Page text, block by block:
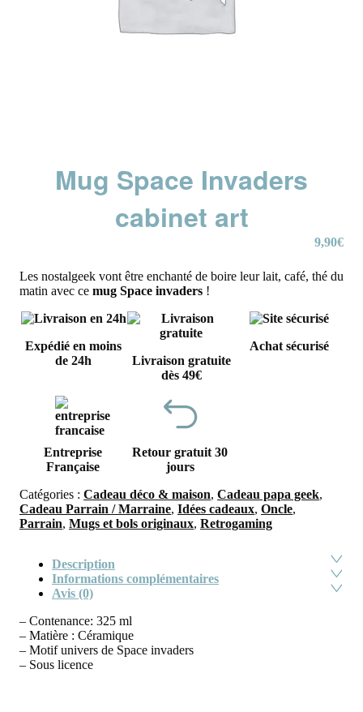
Mug Space Invaders
cabinet art
9,90€
Les nostalgeek vont être enchanté de boire leur lait, café, thé du
matin avec ce mug Space invaders !
Expédié en moins
de 24h
Livraison gratuite
dès 49€
Achat sécurisé
Entreprise
Française
Retour gratuit 30
jours
Catégories : Cadeau déco & maison, Cadeau papa geek,
Cadeau Parrain / Marraine, Idées cadeaux, Oncle,
Parrain, Mugs et bols originaux, Retrogaming
Description
Informations complémentaires
Avis (0)
– Contenance: 325 ml
– Matière : Céramique
– Motif univers de Space invaders
– Sous licence